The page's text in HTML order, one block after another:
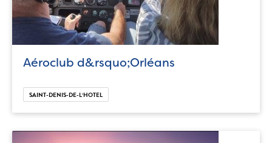
Aéroclub d&rsquo;Orléans
SAINT-DENIS-DE-L‘HOTEL